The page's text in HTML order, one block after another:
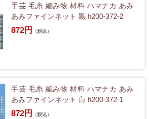
手芸 毛糸 編み物 材料 ハマナカ あみ
あみファインネット 黒 h200-372-2
872円 （税込）
手芸 毛糸 編み物 材料 ハマナカ あみ
あみファインネット 白 h200-372-1
872円 （税込）